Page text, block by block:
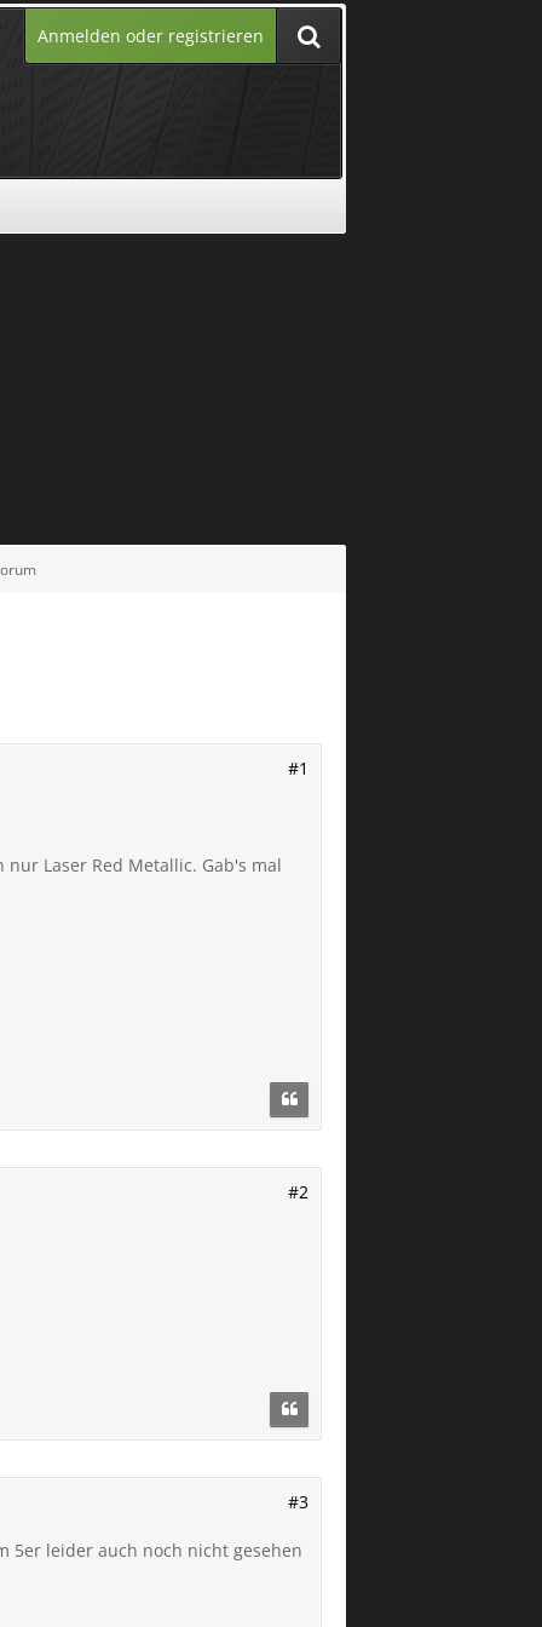
Anmelden oder registrieren
#1
Laser Red Metallic. Gab's mal
#2
#3
5er leider auch noch nicht gesehen